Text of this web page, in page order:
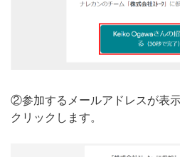
②参加するメールアドレスが表
クリックします。